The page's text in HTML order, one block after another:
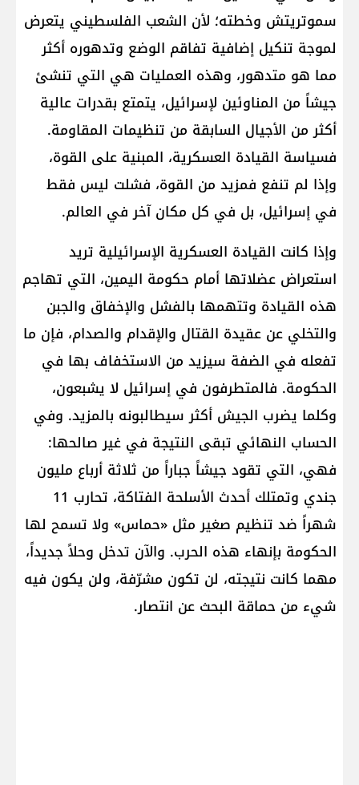
سموتريتش وخطته؛ لأن الشعب الفلسطيني يتعرض
لموجة تنكيل إضافية تفاقم الوضع وتدهوره أكثر
مما هو متدهور، وهذه العمليات هي التي تنشئ
جيشاً من المناوئين لإسرائيل، يتمتع بقدرات عالية
أكثر من الأجيال السابقة من تنظيمات المقاومة.
فسياسة القيادة العسكرية، المبنية على القوة،
وإذا لم تنفع فمزيد من القوة، فشلت ليس فقط
في إسرائيل، بل في كل مكان آخر في العالم.
وإذا كانت القيادة العسكرية الإسرائيلية تريد
استعراض عضلاتها أمام حكومة اليمين، التي تهاجم
هذه القيادة وتتهمها بالفشل والإخفاق والجبن
والتخلي عن عقيدة القتال والإقدام والصدام، فإن ما
تفعله في الضفة سيزيد من الاستخفاف بها في
الحكومة. فالمتطرفون في إسرائيل لا يشبعون،
وكلما يضرب الجيش أكثر سيطالبونه بالمزيد. وفي
الحساب النهائي تبقى النتيجة في غير صالحها:
فهي، التي تقود جيشاً جباراً من ثلاثة أرباع مليون
جندي وتمتلك أحدث الأسلحة الفتاكة، تحارب 11
شهراً ضد تنظيم صغير مثل «حماس» ولا تسمح لها
الحكومة بإنهاء هذه الحرب. والآن تدخل وحلاً جديداً،
مهما كانت نتيجته، لن تكون مشرّفة، ولن يكون فيه
شيء من حماقة البحث عن انتصار.